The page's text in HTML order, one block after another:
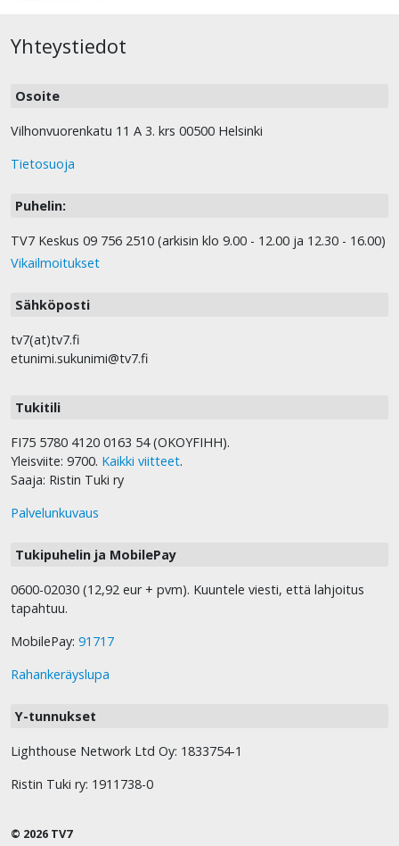
Yhteystiedot
Osoite
Vilhonvuorenkatu 11 A 3. krs 00500 Helsinki
Tietosuoja
Puhelin:
TV7 Keskus 09 756 2510 (arkisin klo 9.00 - 12.00 ja 12.30 - 16.00)
Vikailmoitukset
Sähköposti
tv7(at)tv7.fi
etunimi.sukunimi@tv7.fi
Tukitili
FI75 5780 4120 0163 54 (OKOYFIHH).
Yleisviite: 9700. Kaikki viitteet.
Saaja: Ristin Tuki ry
Palvelunkuvaus
Tukipuhelin ja MobilePay
0600-02030 (12,92 eur + pvm). Kuuntele viesti, että lahjoitus
tapahtuu.
MobilePay: 91717
Rahankeräyslupa
Y-tunnukset
Lighthouse Network Ltd Oy: 1833754-1
Ristin Tuki ry: 1911738-0
© 2026 TV7